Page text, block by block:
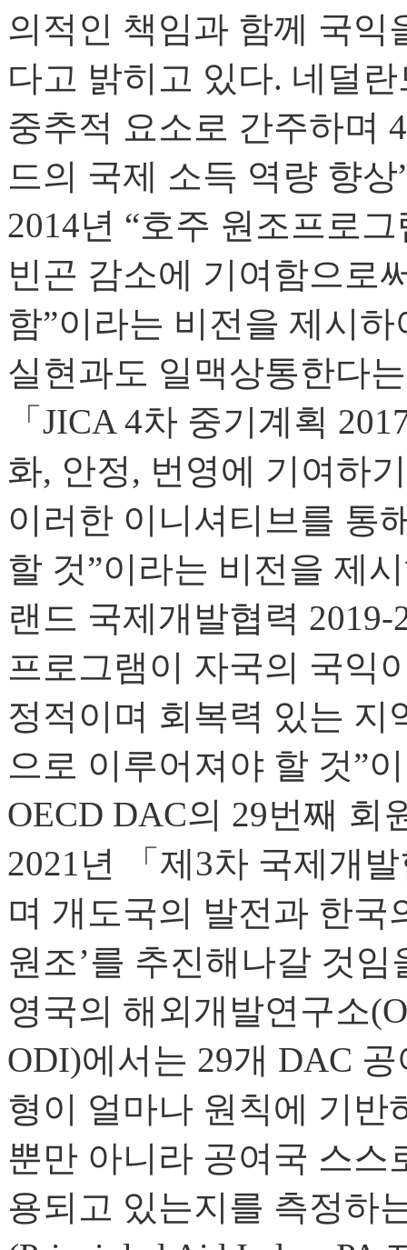
의적인 책임과 함께 국익
다고 밝히고 있다. 네덜
중추적 요소로 간주하며
드의 국제 소득 역량 향
2014년 “호주 원조프로
빈곤 감소에 기여함으로
함”이라는 비전을 제시
실현과도 일맥상통한다
「JICA 4차 중기계획
화, 안정, 번영에 기여하
이러한 이니셔티브를 통
할 것”이라는 비전을 제
랜드 국제개발협력
프로그램이 자국의 국익
정적이며 회복력 있는
으로 이루어져야 할 것”
OECD DAC의 29번째 회
2021년 「제3차 국제개
며 개도국의 발전과 한국
원조’를 추진해나갈 것
영국의 해외개발연구소
ODI)에서는 29개 DAC
형이 얼마나 원칙에 기
뿐만 아니라 공여국 스스
용되고 있는지를 측정하